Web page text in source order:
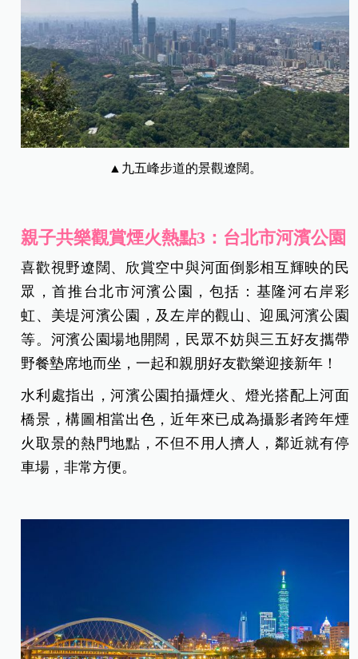
▲九五峰步道的景觀遼闊。
親子共樂觀賞煙火熱點3：台北市河濱公園
喜歡視野遼闊、欣賞空中與河面倒影相互輝映的民
眾，首推台北市河濱公園，包括：基隆河右岸彩
虹、美堤河濱公園，及左岸的觀山、迎風河濱公園
等。河濱公園場地開闊，民眾不妨與三五好友攜帶
野餐墊席地而坐，一起和親朋好友歡樂迎接新年！
水利處指出，河濱公園拍攝煙火、燈光搭配上河面
橋景，構圖相當出色，近年來已成為攝影者跨年煙
火取景的熱門地點，不但不用人擠人，鄰近就有停
車場，非常方便。